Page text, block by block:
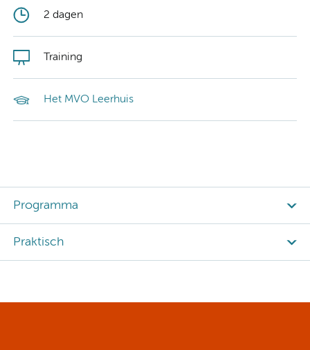
2 dagen
Training
Het MVO Leerhuis
Programma
Praktisch